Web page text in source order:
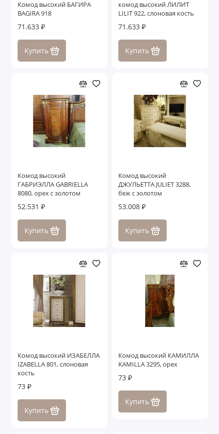
Комод высокий БАГИРА
BAGIRA 918
71.633 ₽
Купить
комод высокий ЛИЛИТ
LILIT 922, слоновая кость
71.633 ₽
Купить
Комод высокий
ГАБРИЭЛЛА GABRIELLA
8080, орех с золотом
52.531 ₽
Купить
Комод высокий
ДЖУЛЬЕТТА JULIET 3288,
беж с золотом
53.008 ₽
Купить
Комод высокий ИЗАБЕЛЛА
IZABELLA 801, слоновая
кость
73 ₽
Купить
Комод высокий КАМИЛЛА
KAMILLA 3295, орех
73 ₽
Купить